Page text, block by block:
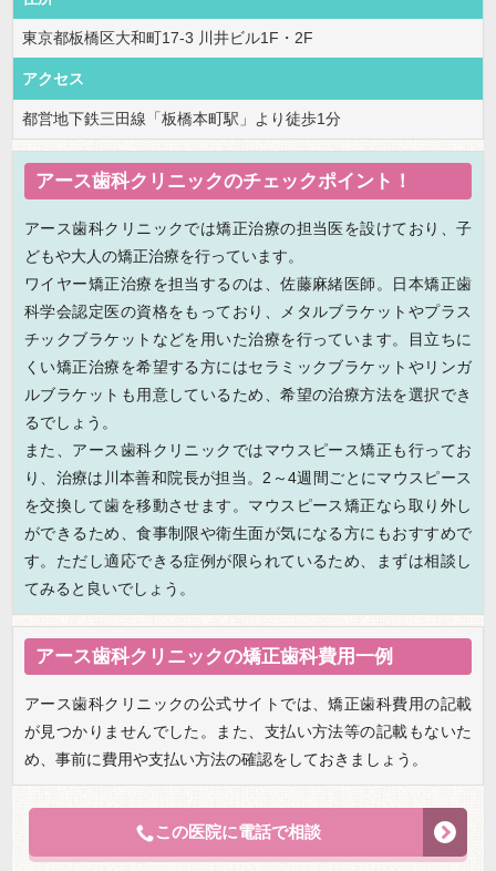
東京都板橋区大和町17-3 川井ビル1F・2F
アクセス
都営地下鉄三田線「板橋本町駅」より徒歩1分
アース歯科クリニックのチェックポイント！
アース歯科クリニックでは矯正治療の担当医を設けており、子
どもや大人の矯正治療を行っています。
ワイヤー矯正治療を担当するのは、佐藤麻緒医師。日本矯正歯
科学会認定医の資格をもっており、メタルブラケットやプラス
チックブラケットなどを用いた治療を行っています。目立ちに
くい矯正治療を希望する方にはセラミックブラケットやリンガ
ルブラケットも用意しているため、希望の治療方法を選択でき
るでしょう。
また、アース歯科クリニックではマウスピース矯正も行ってお
り、治療は川本善和院長が担当。2～4週間ごとにマウスピース
を交換して歯を移動させます。マウスピース矯正なら取り外し
ができるため、食事制限や衛生面が気になる方にもおすすめで
す。ただし適応できる症例が限られているため、まずは相談し
てみると良いでしょう。
アース歯科クリニックの矯正歯科費用一例
アース歯科クリニックの公式サイトでは、矯正歯科費用の記載
が見つかりませんでした。また、支払い方法等の記載もないた
め、事前に費用や支払い方法の確認をしておきましょう。
この医院に電話で相談